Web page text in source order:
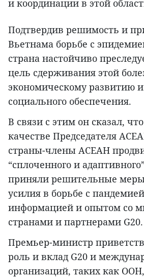
и координации в этой
Подтвердив решимость и
Вьетнама борьбе с
страна настойчиво
цель сдерживания этой
экономическому развитию
социального обеспечения.
В связи с этим он сказал,
качестве Председателя
страны-члены АСЕАН
“сплоченного и
приняли решительные
усилия в борьбе с
информацией и опытом со
странами и партнерами G20.
Премьер-министр
роль и вклад G20 и
организаций, таких как